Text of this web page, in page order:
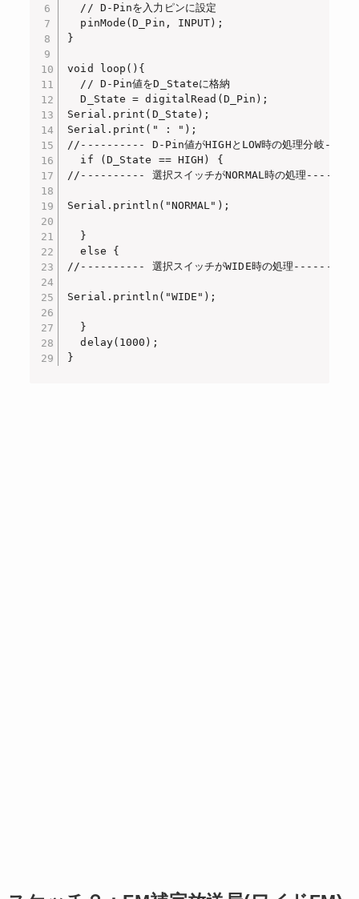
  // D-Pinを入力ピンに設定
  pinMode(D_Pin, INPUT);
}
void loop(){
  // D-Pin値をD_Stateに格納
  D_State = digitalRead(D_Pin);
Serial.print(D_State);
Serial.print(" : ");
//---------- D-Pin値がHIGHとLOW時の処理分岐
  if (D_State == HIGH) {
//---------- 選択スイッチがNORMAL時の処理--------
Serial.println("NORMAL");
  }
  else {
//---------- 選択スイッチがWIDE時の処理
Serial.println("WIDE");
  }
  delay(1000);
}